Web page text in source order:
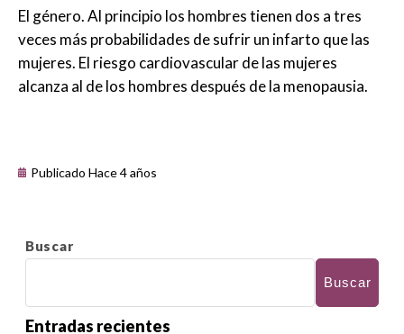
El género. Al principio los hombres tienen dos a tres
veces más probabilidades de sufrir un infarto que las
mujeres. El riesgo cardiovascular de las mujeres
alcanza al de los hombres después de la menopausia.
Publicado Hace 4 años
Buscar
Buscar
Entradas recientes